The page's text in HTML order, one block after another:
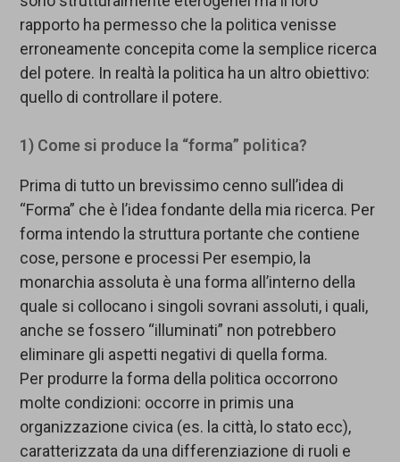
rapporto ha permesso che la politica venisse
erroneamente concepita come la semplice ricerca
del potere. In realtà la politica ha un altro obiettivo:
quello di controllare il potere.
1) Come si produce la “forma” politica?
Prima di tutto un brevissimo cenno sull’idea di
“Forma” che è l’idea fondante della mia ricerca. Per
forma intendo la struttura portante che contiene
cose, persone e processi Per esempio, la
monarchia assoluta è una forma all’interno della
quale si collocano i singoli sovrani assoluti, i quali,
anche se fossero “illuminati” non potrebbero
eliminare gli aspetti negativi di quella forma.
Per produrre la forma della politica occorrono
molte condizioni: occorre in primis una
organizzazione civica (es. la città, lo stato ecc),
caratterizzata da una differenziazione di ruoli e